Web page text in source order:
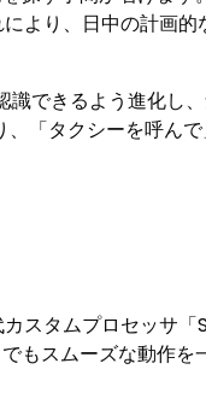
より、日中の計画的
できるよう進化し
「タクシーを呼ん
スタムプロセッサ
もスムーズな動作を